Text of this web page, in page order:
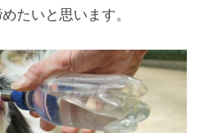
たいと思います。